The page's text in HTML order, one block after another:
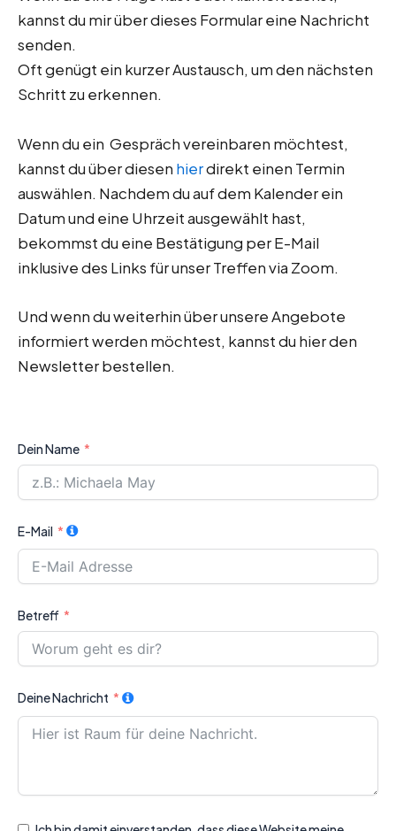
kannst du mir über dieses Formular eine Nachricht
senden.
Oft genügt ein kurzer Austausch, um den nächsten
Schritt zu erkennen.
Wenn du ein Gespräch vereinbaren möchtest,
kannst du über diesen hierdirekt einen Termin
auswählen. Nachdem du auf dem Kalender ein
Datum und eine Uhrzeit ausgewählt hast,
bekommst du eine Bestätigung per E-Mail
inklusive des Links für unser Treffen via Zoom.
Und wenn du weiterhin über unsere Angebote
informiert werden möchtest, kannst du hier den
Newsletter bestellen.
Dein Name
E-Mail
Betreff
Deine Nachricht